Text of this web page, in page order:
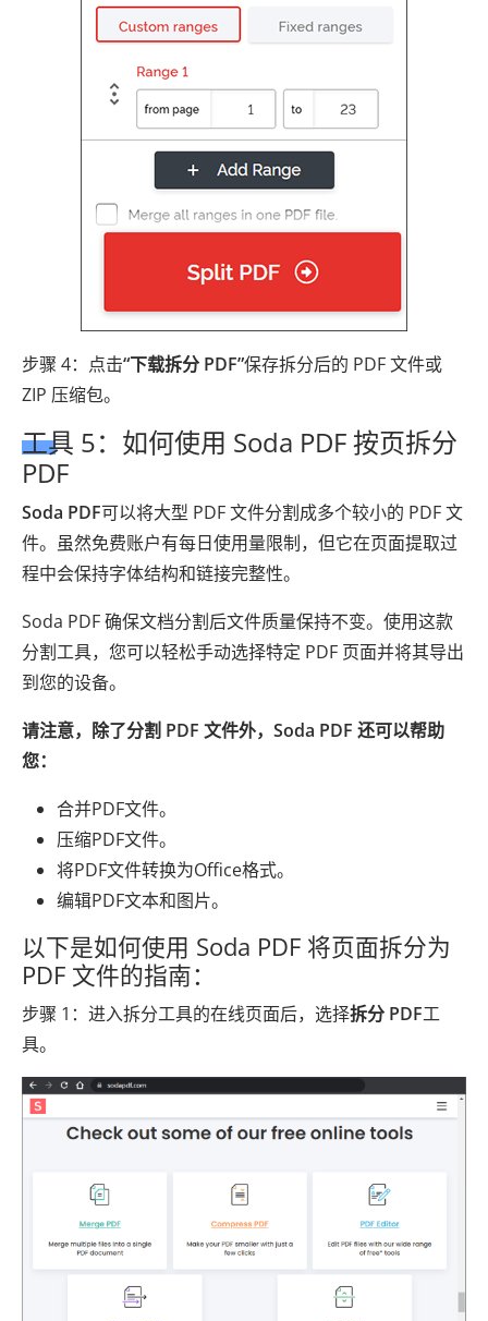
步骤 4：点击“下载拆分 PDF”保存拆分后的 PDF 文件或
ZIP 压缩包。
工具 5：如何使用 Soda PDF 按页拆分
PDF
Soda PDF可以将大型 PDF 文件分割成多个较小的 PDF 文
件。虽然免费账户有每日使用量限制，但它在页面提取过
程中会保持字体结构和链接完整性。
Soda PDF 确保文档分割后文件质量保持不变。使用这款
分割工具，您可以轻松手动选择特定 PDF 页面并将其导出
到您的设备。
请注意，除了分割 PDF 文件外，Soda PDF 还可以帮助
您：
合并PDF文件。
压缩PDF文件。
将PDF文件转换为Office格式。
编辑PDF文本和图片。
以下是如何使用 Soda PDF 将页面拆分为
PDF 文件的指南：
步骤 1：进入拆分工具的在线页面后，选择拆分 PDF工
具。